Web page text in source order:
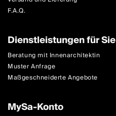
F.A.Q.
Dienstleistungen für Sie
Beratung mit Innenarchitektin
Muster Anfrage
Maßgeschneiderte Angebote
MySa-Konto